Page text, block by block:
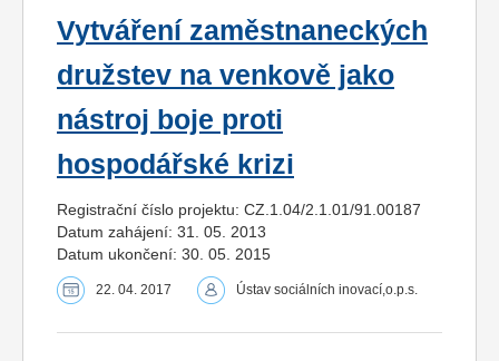
Vytváření zaměstnaneckých
družstev na venkově jako
nástroj boje proti
hospodářské krizi
Registrační číslo projektu: CZ.1.04/2.1.01/91.00187
Datum zahájení: 31. 05. 2013
Datum ukončení: 30. 05. 2015
22. 04. 2017 Ústav sociálních inovací,o.p.s.